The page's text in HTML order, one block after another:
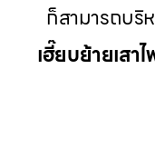
ก็สามารถบริ
เฮี๊ยบย้ายเสา